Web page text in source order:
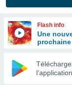
en
Flash info
Une
l’application